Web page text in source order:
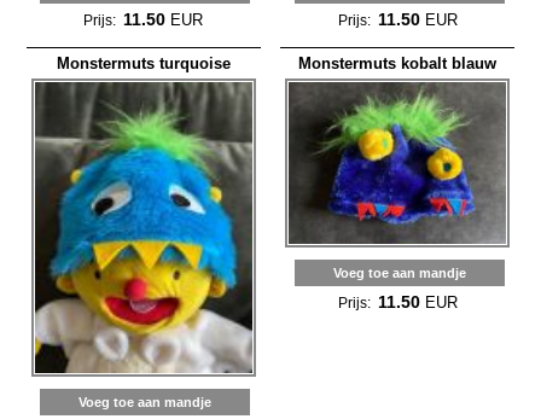
Prijs: 11.50 EUR Prijs: 11.50 EUR
Monstermuts turquoise
Voeg toe aan mandje
Monstermuts kobalt blauw
Voeg toe aan mandje
Prijs: 11.50 EUR